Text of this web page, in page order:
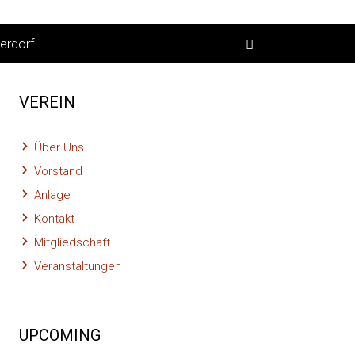
VEREIN
Über Uns
Vorstand
Anlage
Kontakt
Mitgliedschaft
Veranstaltungen
UPCOMING